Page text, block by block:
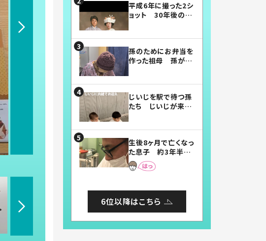
平成6年に撮った2シ
ョット 30年後の姿
孫のためにお弁当を
作った祖母 孫が絶
じいじを駅で待つ孫
たち じいじが来た
まらない」「幸せにな
れる」
生後8ヶ月で亡くなっ
た息子 約3年半
後、当時の妻の日記
に書いてあった本音
6位以降はこちら